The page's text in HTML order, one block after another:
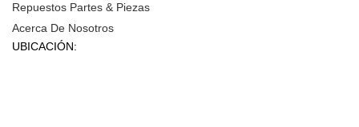
Repuestos Partes & Piezas
Acerca De Nosotros
UBICACIÓN: